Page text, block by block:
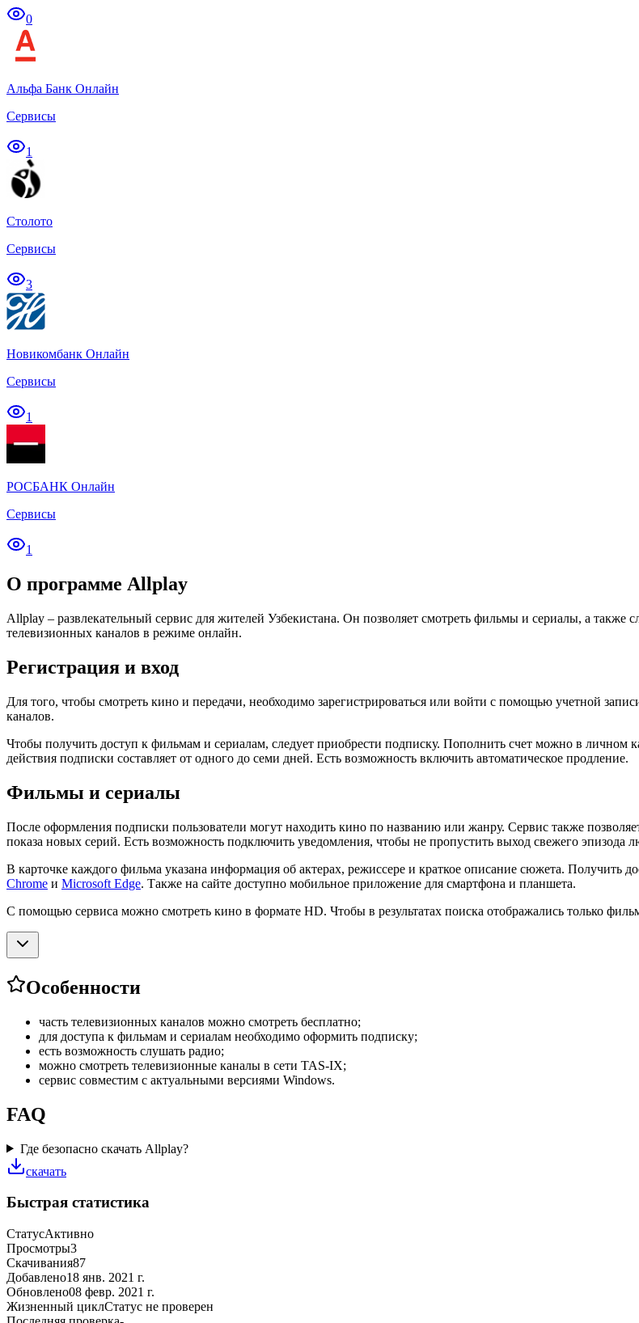
0
Альфа Банк Онлайн
Сервисы
1
Столото
Сервисы
3
Новикомбанк Онлайн
Сервисы
1
РОСБАНК Онлайн
Сервисы
1
О программе Allplay
Allplay – развлекательный сервис для жителей Узбекистана. Он позволяет смотреть фильмы и сериалы, а
телевизионных каналов в режиме онлайн.
Регистрация и вход
Для того, чтобы смотреть кино и передачи, необходимо зарегистрироваться или войти с помощью учетной
каналов.
Чтобы получить доступ к фильмам и сериалам, следует приобрести подписку. Пополнить счет можно в
действия подписки составляет от одного до семи дней. Есть возможность включить автоматическое продление.
Фильмы и сериалы
После оформления подписки пользователи могут находить кино по названию или жанру. Сервис также
показа новых серий. Есть возможность подключить уведомления, чтобы не пропустить выход свежего эпизода
В карточке каждого фильма указана информация об актерах, режиссере и краткое описание сюжета. Получить
Chrome и Microsoft Edge. Также на сайте доступно мобильное приложение для смартфона и планшета.
С помощью сервиса можно смотреть кино в формате HD. Чтобы в результатах поиска отображались только
Особенности
часть телевизионных каналов можно смотреть бесплатно;
для доступа к фильмам и сериалам необходимо оформить подписку;
есть возможность слушать радио;
можно смотреть телевизионные каналы в сети TAS-IX;
сервис совместим с актуальными версиями Windows.
FAQ
Где безопасно скачать Allplay?
скачать
Быстрая статистика
СтатусАктивно
Просмотры3
Скачивания87
Добавлено18 янв. 2021 г.
Обновлено08 февр. 2021 г.
Жизненный циклСтатус не проверен